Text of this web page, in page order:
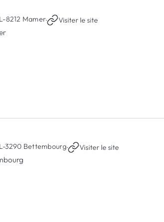
L-8212 Mamer· Visiter le site
L-3290 Bettembourg· Visiter le site